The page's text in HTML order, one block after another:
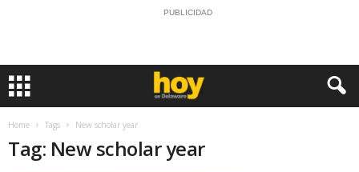
PUBLICIDAD
Home Tags New scholar year
Tag: New scholar year